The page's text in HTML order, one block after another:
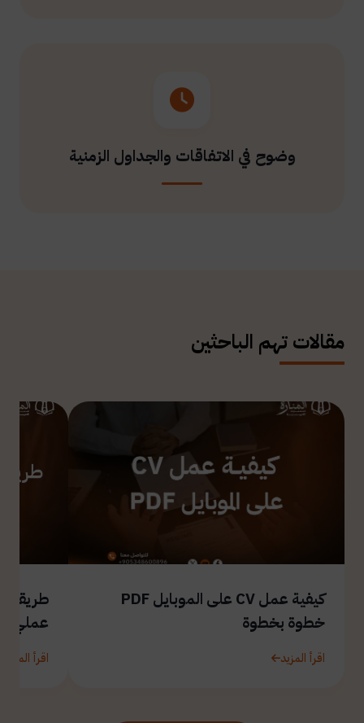
وضوح في الاتفاقات والجداول الزمنية
مقالات تهم الباحثين
كيفية عمل CV على الموبايل PDF
خطوة بخطوة
اقرأ المزيد
طريقة
عملي
اقرأ المزيد